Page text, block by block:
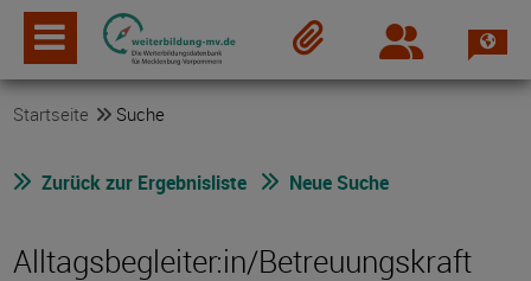
Login
Startseite Suche
Zurück zur Ergebnisliste Neue Suche
Alltagsbegleiter:in/Betreuungskraft